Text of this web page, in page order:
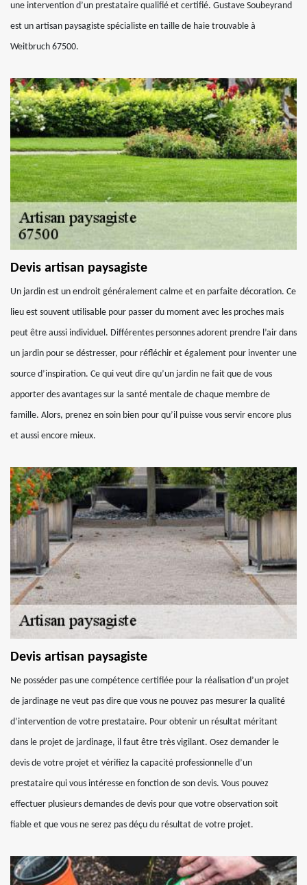
une intervention d’un prestataire qualifié et certifié. Gustave Soubeyrand
est un artisan paysagiste spécialiste en taille de haie trouvable à
Weitbruch 67500.
Devis artisan paysagiste
Un jardin est un endroit généralement calme et en parfaite décoration. Ce
lieu est souvent utilisable pour passer du moment avec les proches mais
peut être aussi individuel. Différentes personnes adorent prendre l’air dans
un jardin pour se déstresser, pour réfléchir et également pour inventer une
source d’inspiration. Ce qui veut dire qu’un jardin ne fait que de vous
apporter des avantages sur la santé mentale de chaque membre de
famille. Alors, prenez en soin bien pour qu’il puisse vous servir encore plus
et aussi encore mieux.
Devis artisan paysagiste
Ne posséder pas une compétence certifiée pour la réalisation d’un projet
de jardinage ne veut pas dire que vous ne pouvez pas mesurer la qualité
d’intervention de votre prestataire. Pour obtenir un résultat méritant
dans le projet de jardinage, il faut être très vigilant. Osez demander le
devis de votre projet et vérifiez la capacité professionnelle d’un
prestataire qui vous intéresse en fonction de son devis. Vous pouvez
effectuer plusieurs demandes de devis pour que votre observation soit
fiable et que vous ne serez pas déçu du résultat de votre projet.